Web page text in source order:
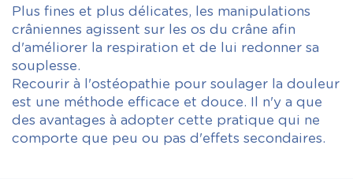
Plus fines et plus délicates, les manipulations
crâniennes agissent sur les os du crâne afin
d'améliorer la respiration et de lui redonner sa
souplesse.
Recourir à l'ostéopathie pour soulager la douleur
est une méthode efficace et douce. Il n'y a que
des avantages à adopter cette pratique qui ne
comporte que peu ou pas d'effets secondaires.